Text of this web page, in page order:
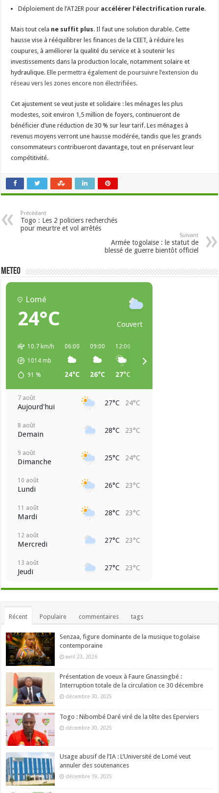
Déploiement de l’AT2ER pour accélérer l’électrification rurale.
Mais tout cela ne suffit plus. Il faut une solution durable. Cette
hausse vise à rééquilibrer les finances de la CEET, à réduire les
coupures, à améliorer la qualité du service et à soutenir les
investissements dans la production locale, notamment solaire et
hydraulique.Elle permettra également de poursuivre l’extension du
réseau vers les zones encore non électrifiées.
Cet ajustement se veut juste et solidaire : les ménages les plus
modestes, soit environ 1,5 million de foyers, continueront de
bénéficier d’une réduction de 30 % sur leur tarif. Les ménages à
revenus moyens verront une hausse modérée, tandis que les grands
consommateurs contribueront davantage, tout en préservant leur
compétitivité.
Précédant
Togo : Les 2 policiers recherchés
pour meurtre et vol arrêtés
Suivant
Armée togolaise : le statut de
blessé de guerre bientôt officiel
METEO
Lomé
24°C Couvert
10.7 km/h
1014 mb
91 %
06:00
24°C
09:00
26°C
12:00
27°C
7 août
Aujourd'hui 27°C 24°C
8 août
Demain 28°C 23°C
9 août
Dimanche 25°C 24°C
10 août
Lundi 26°C 23°C
11 août
Mardi 28°C 23°C
12 août
Mercredi 27°C 23°C
13 août
Jeudi 27°C 23°C
Récent Populaire commentaires tags
Senzaa, figure dominante de la musique togolaise
contemporaine
avril 23, 2026
Présentation de voeux à Faure Gnassingbé :
Interruption totale de la circulation ce 30 décembre
décembre 30, 2025
Togo : Nibombé Daré viré de la tête des Eperviers
décembre 30, 2025
Usage abusif de l’IA : L’Université de Lomé veut
annuler des soutenances
décembre 19, 2025